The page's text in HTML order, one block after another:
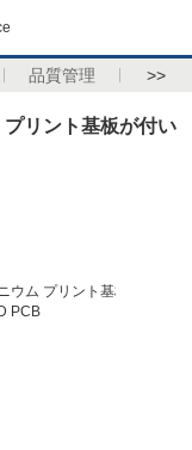
品質管理 >>
リント基板が付い